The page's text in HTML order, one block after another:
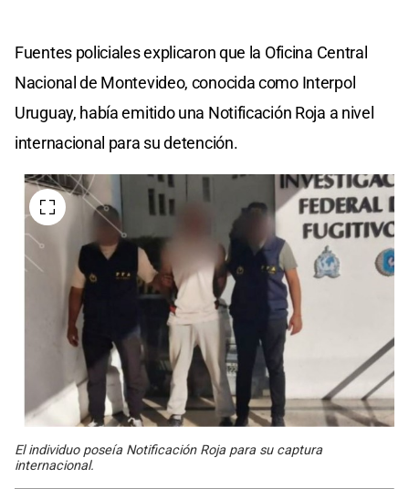
Fuentes policiales explicaron que la Oficina Central
Nacional de Montevideo, conocida como Interpol
Uruguay, había emitido una Notificación Roja a nivel
internacional para su detención.
El individuo poseía Notificación Roja para su captura
internacional.